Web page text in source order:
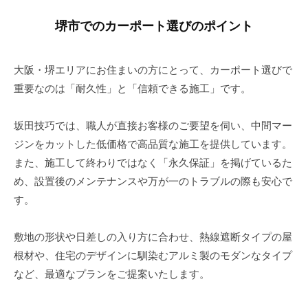
堺市でのカーポート選びのポイント
大阪・堺エリアにお住まいの方にとって、カーポート選びで
重要なのは「耐久性」と「信頼できる施工」です。
坂田技巧では、職人が直接お客様のご要望を伺い、中間マー
ジンをカットした低価格で高品質な施工を提供しています。
また、施工して終わりではなく「永久保証」を掲げているた
め、設置後のメンテナンスや万が一のトラブルの際も安心で
す。
敷地の形状や日差しの入り方に合わせ、熱線遮断タイプの屋
根材や、住宅のデザインに馴染むアルミ製のモダンなタイプ
など、最適なプランをご提案いたします。